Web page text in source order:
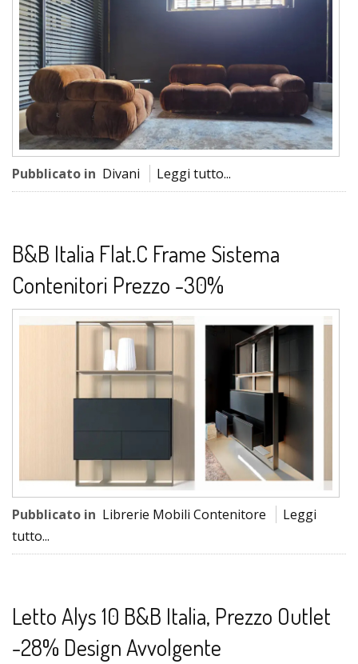
Pubblicato in Divani Leggi tutto...
B&B Italia Flat.C Frame Sistema
Contenitori Prezzo -30%
Pubblicato in Librerie Mobili Contenitore
Leggi
tutto...
Letto Alys 10 B&B Italia, Prezzo Outlet
-28% Design Avvolgente